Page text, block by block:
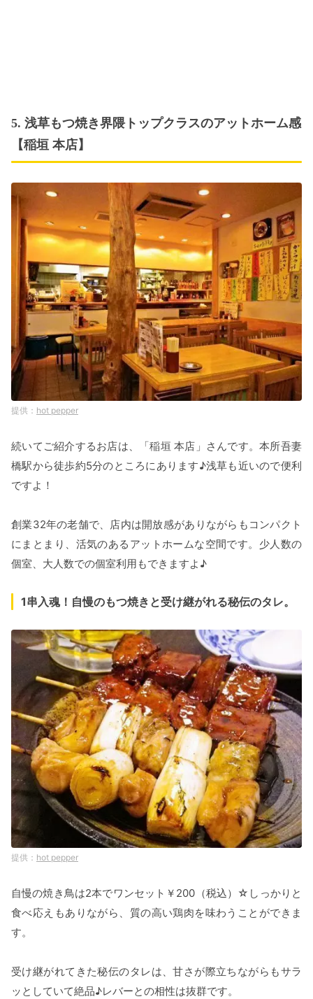
5. 浅草もつ焼き界隈トップクラスのアットホーム感
【稲垣 本店】
hot pepper
続いてご紹介するお店は、「稲垣 本店」さんです。本所吾妻
橋駅から徒歩約5分のところにあります♪浅草も近いので便利
ですよ！
創業32年の老舗で、店内は開放感がありながらもコンパクト
にまとまり、活気のあるアットホームな空間です。少人数の
個室、大人数での個室利用もできますよ♪
1串入魂！自慢のもつ焼きと受け継がれる秘伝のタレ。
hot pepper
自慢の焼き鳥は2本でワンセット￥200（税込）☆しっかりと
食べ応えもありながら、質の高い鶏肉を味わうことができま
す。
受け継がれてきた秘伝のタレは、甘さが際立ちながらもサラ
ッとしていて絶品♪レバーとの相性は抜群です。